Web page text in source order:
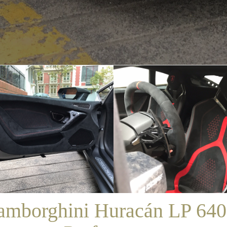
/ SALES / LAMBORGHINI HURACÁN LP 640-4 PERFORMANTE
Huracán LP